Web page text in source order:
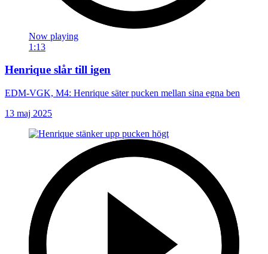
Now playing
1:13
Henrique slår till igen
EDM-VGK, M4: Henrique säter pucken mellan sina egna ben
13 maj 2025